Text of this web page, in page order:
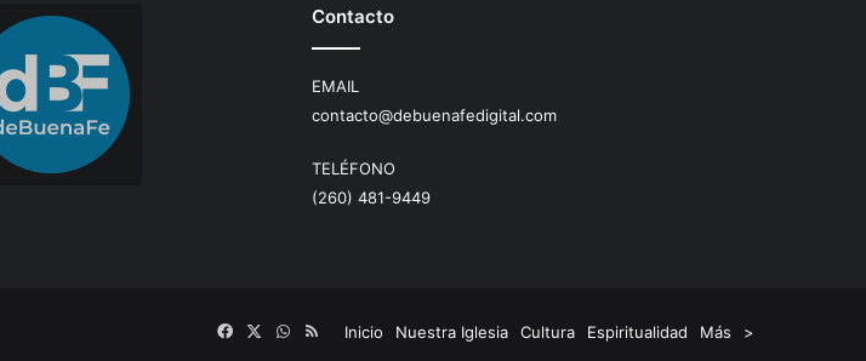
Contacto
EMAIL
contacto@debuenafedigital.com
TELÉFONO
(260) 481-9449
Inicio Nuestra Iglesia Cultura Espiritualidad Más >
FacebookWhatsApp
RSS